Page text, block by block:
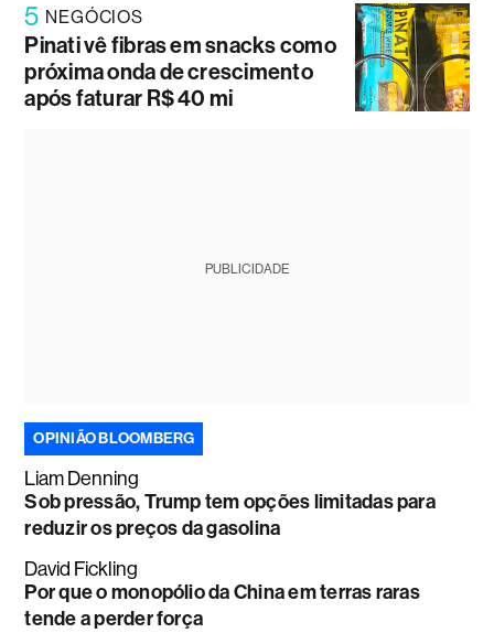
5 NEGÓCIOS
Pinati vê fibras em snacks como
próxima onda de crescimento
após faturar R$ 40 mi
PUBLICIDADE
OPINIÃO BLOOMBERG
Liam Denning
Sob pressão, Trump tem opções limitadas para
reduzir os preços da gasolina
David Fickling
Por que o monopólio da China em terras raras
tende a perder força